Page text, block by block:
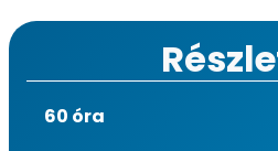
60 óra